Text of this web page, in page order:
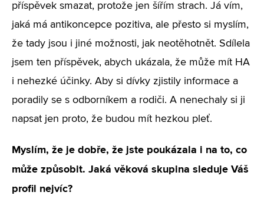
příspěvek smazat, protože jen šířím strach. Já vím,
jaká má antikoncepce pozitiva, ale přesto si myslím,
že tady jsou i jiné možnosti, jak neotěhotnět. Sdílela
jsem ten příspěvek, abych ukázala, že může mít HA
i nehezké účinky. Aby si dívky zjistily informace a
poradily se s odborníkem a rodiči. A nenechaly si ji
napsat jen proto, že budou mít hezkou pleť.
Myslím, že je dobře, že jste poukázala i na to, co
může způsobit. Jaká věková skupina sleduje Váš
profil nejvíc?